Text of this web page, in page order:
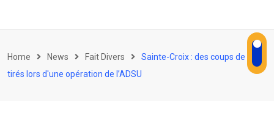
Home News Fait Divers
Sainte-Croix : des coups de feu
tirés lors d'une opération de l’ADSU